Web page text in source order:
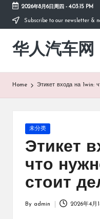
Skip
content
2026年8月6日周四 - 4:03:15 PM
Subscribe to our newsletter &
华人汽车网
Home Этикет входа на 1win:
Posted
未分类
Этикет
что
стоит
By admin 2026年4月